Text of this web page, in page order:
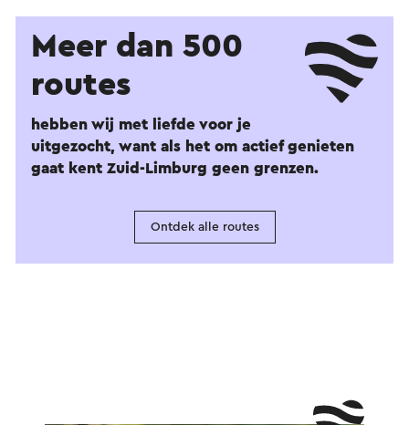
Meer dan 500
routes
hebben wij met liefde voor je
uitgezocht, want als het om actief genieten
gaat kent Zuid-Limburg geen grenzen.
Ontdek alle routes